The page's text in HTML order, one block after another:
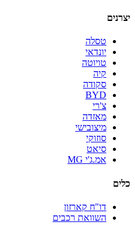
יצרנים
טסלה
יונדאי
טויוטה
קיה
סקודה
BYD
צ'רי
מאזדה
מיצובישי
סוזוקי
סיאט
אמ.ג'י MG
כלים
דו"ח קארזון
השוואת רכבים